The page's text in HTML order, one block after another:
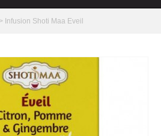
> Infusion Shoti Maa Eveil